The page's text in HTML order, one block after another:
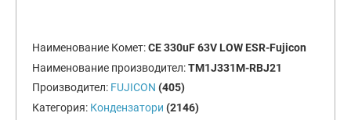
Наименование Комет:CE 330uF 63V LOW ESR-Fujicon
Наименование производител:TM1J331M-RBJ21
Производител: FUJICON (405)
Категория: Кондензатори (2146)